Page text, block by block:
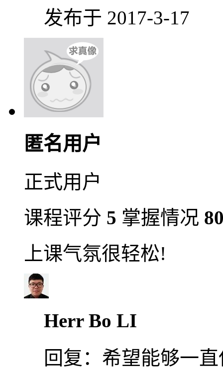
发布于 2017-3-17
匿名用户
正式用户
课程评分 5 掌握情况
上课气氛很轻松!
Herr Bo LI
回复： 希望能够一